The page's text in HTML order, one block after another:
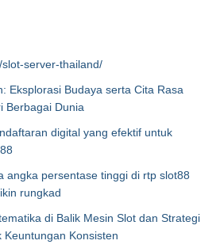
server-thailand/
Eksplorasi Budaya serta Cita Rasa
Berbagai Dunia
digital yang efektif untuk
angka persentase tinggi di rtp slot88
rungkad
di Balik Mesin Slot dan Strategi
Konsisten